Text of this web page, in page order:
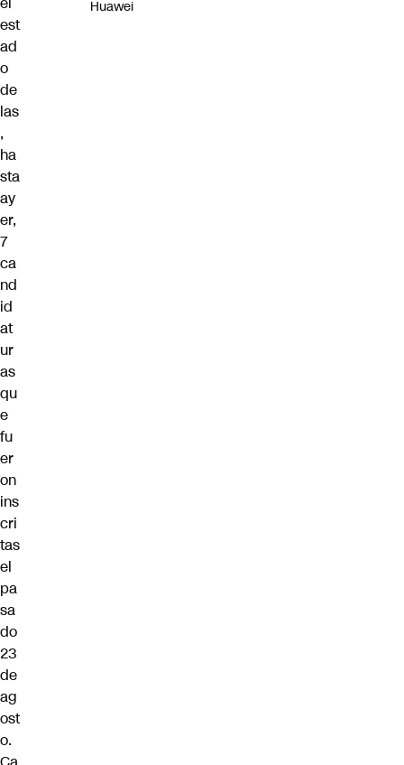
est
ad
o
de
las
,
ha
sta
ay
er,
7
ca
nd
id
at
ur
as
qu
e
fu
er
on
ins
cri
tas
el
pa
sa
do
23
de
ag
ost
o.
Huawei